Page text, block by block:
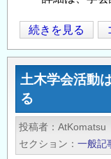
コ
ン
ク
リ
ー
ト
委
員
続きを見る
土木学会活動
る
投稿者 AtKomatsu
セクション
一般記